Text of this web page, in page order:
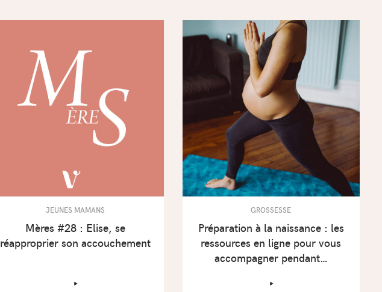
JEUNES MAMANS
Mères #28 : Elise, se
réapproprier son accouchement
‣
GROSSESSE
Préparation à la naissance : les
ressources en ligne pour vous
accompagner pendant…
‣